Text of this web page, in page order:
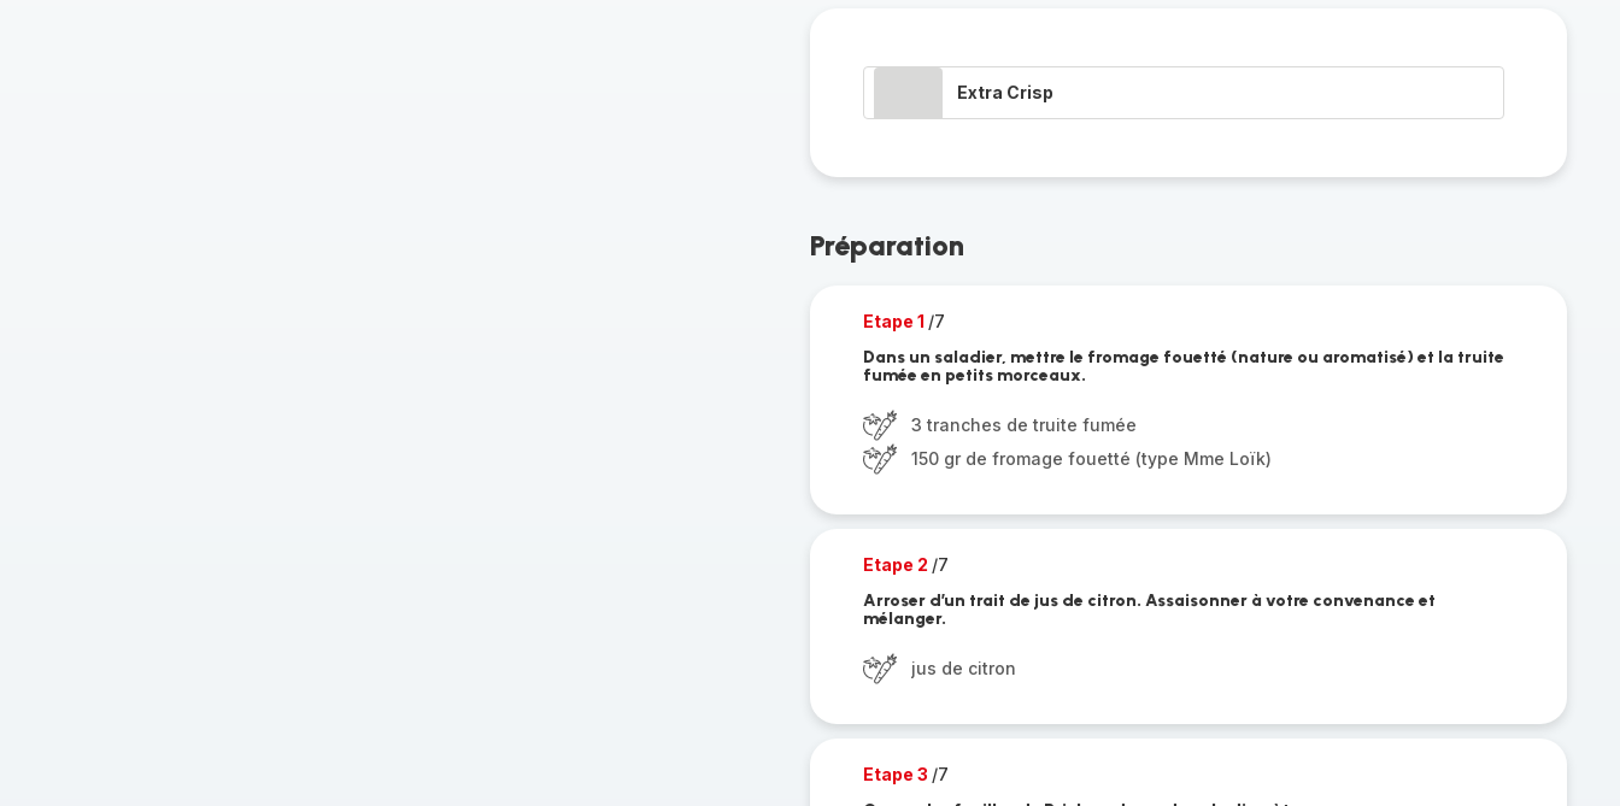
Extra Crisp
Préparation
Etape 1 /7
Dans un saladier, mettre le fromage fouetté (nature ou aromatisé) et la truite
fumée en petits morceaux.
3 tranches de truite fumée
150 gr de fromage fouetté (type Mme Loïk)
Etape 2 /7
Arroser d’un trait de jus de citron. Assaisonner à votre convenance et
mélanger.
jus de citron
Etape 3 /7